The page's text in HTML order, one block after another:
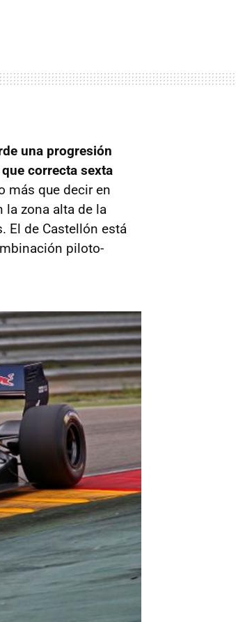
una progresión
correcta sexta
más que decir en
la zona alta de la
El de Castellón está
piloto-